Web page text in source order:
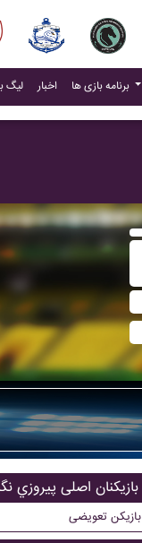
لیگ اخبار(current) برنامه بازی ها
بازیکنان اصلی پيروزي
بازیکن تعویضی